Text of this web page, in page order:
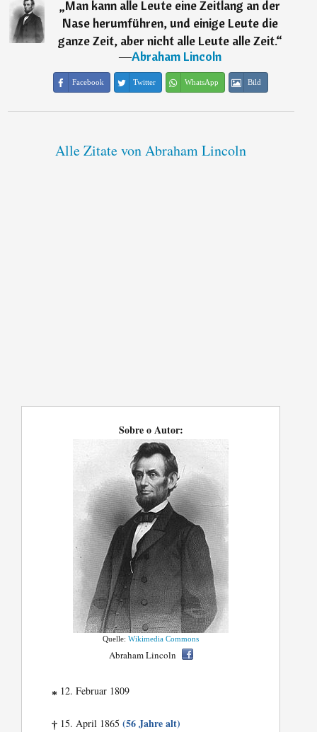
„Man kann alle Leute eine Zeitlang an der
Nase herumführen, und einige Leute die
ganze Zeit, aber nicht alle Leute alle Zeit.“
―Abraham Lincoln
Facebook Twitter WhatsApp Bild
Alle Zitate von Abraham Lincoln
Sobre o Autor:
Quelle:Wikimedia Commons
Abraham Lincoln
* 12. Februar 1809
† 15. April 1865(56 Jahre alt)